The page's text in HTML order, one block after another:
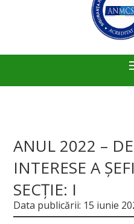
ANUL 2022 –
INTERESE A
SECŢIE: I
Data publicării: 15 iunie